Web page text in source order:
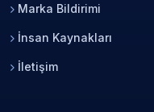
Marka Bildirimi
İnsan Kaynakları
İletişim